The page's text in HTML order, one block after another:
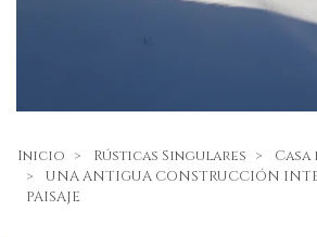
Inicio Rústicas Singulares Casa
UNA ANTIGUA CONSTRUCCIÓN
PAISAJE